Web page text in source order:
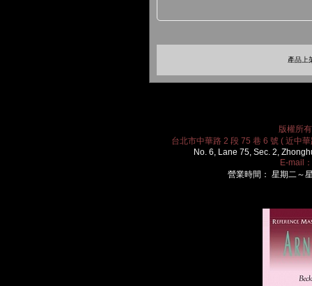
產品上
版權所
台北市中華路 2 段 75 巷 6 號 ( 近中
No. 6, Lane 75, Sec. 2,
E-mail：
營業時間： 星期二～